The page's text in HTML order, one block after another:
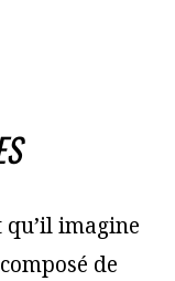
qu’il imagine
de